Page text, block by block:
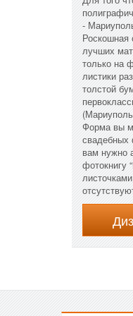
-
Роскошная
лучших
только на
листики
толстой
Форма вы
свадебных
вам нужно
фотокнигу